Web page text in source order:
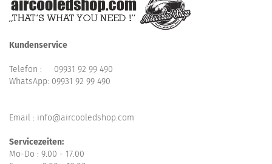
Kundenservice
Telefon : 09931 92 99 490
WhatsApp: 09931 92 99 490
Email : info@aircooledshop.com
Servicezeiten:
Mo-Do : 9.00 - 17.00